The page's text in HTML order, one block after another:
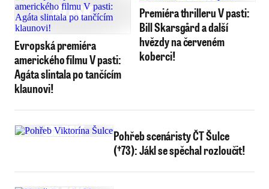
Evropská premiéra
amerického filmu V pasti:
Agáta slintala po tančícím
klaunovi!
Premiéra thrilleru V pasti:
Bill Skarsgård a další
hvězdy na červeném
koberci!
Pohřeb scenáristy ČT Šulce
(†73): Jákl se spěchal rozloučit!